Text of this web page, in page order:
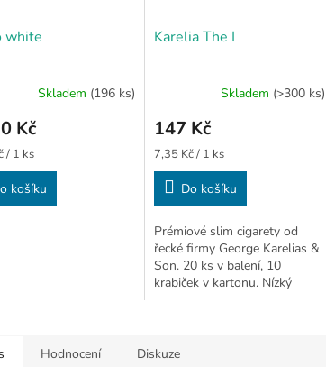
white
Skladem (196 ks)
Kč
/ 1 ks
košíku
Karelia The I
Skladem (>300 ks)
147 Kč
Měrná
cena:
7,35 Kč / 1 ks
Do košíku
Prémiové slim cigarety od
řecké firmy George Karelias &
Son. 20 ks v balení, 10
krabiček v kartonu. Nízký
Hodnocení Diskuze